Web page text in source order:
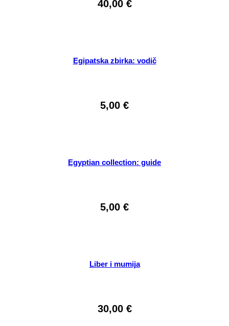
40,00 €
Egipatska zbirka: vodič
5,00 €
Egyptian collection: guide
5,00 €
Liber i mumija
30,00 €